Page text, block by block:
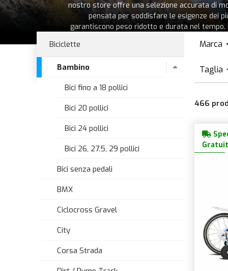
nostro store offre una selezione accurata di
pensata per soddisfare le esigenze dei
garantiscono peso ridotto e durata nel
ispirate ai personaggi dei cartoni animati, è
grafiche, le
Nel catalogo Ridewill troverai diverse
bambino con
, una soluzione che
iniziali di pratica. Non mancano, inoltre, le
Disponibili con ruote che vanno dai
12 ai 29
ai tuoi piccoli momenti di puro divertimento:
Biciclette
Bambino
Bici fino a 18 pollici
Bici 20 pollici
Bici 24 pollici
Bici 26, 27.5, 29 pollici
Bici senza pedali
BMX
Ciclocross Gravel
City
Corsa Strada
Marca
Taglia
466